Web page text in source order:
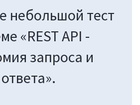
небольшой тест
«REST API -
запроса и
ответа».